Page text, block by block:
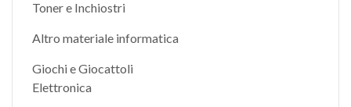
Toner e Inchiostri
Altro materiale informatica
Giochi e Giocattoli
Elettronica